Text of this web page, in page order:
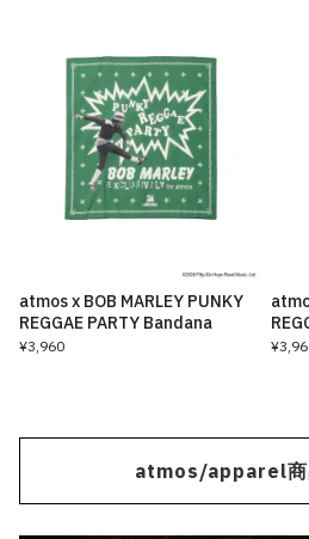
atmos x BOB MARLEY PUNKY
REGGAE PARTY Bandana
¥3,960
atmos/apparel商